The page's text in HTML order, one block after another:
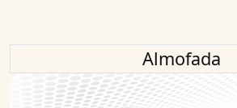
Almofada